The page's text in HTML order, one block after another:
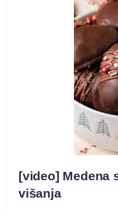
[video] Medena
višanja